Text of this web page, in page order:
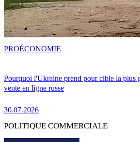
Pourquoi l'Ukraine prend pour cible la plus
vente en ligne russe
30.07.2026
PROÉCONOMIE
POLITIQUE COMMERCIALE